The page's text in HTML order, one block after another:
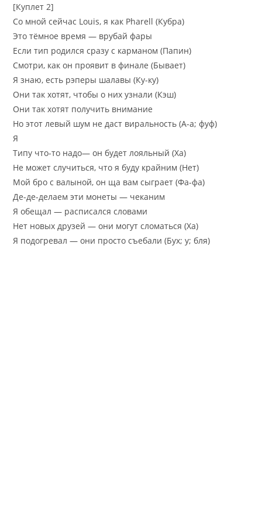
[Куплет 2]
Со мной сейчас Louis, я как Pharell (Кубра)
Это тёмное время — врубай фары
Если тип родился сразу с карманом (Папин)
Смотри, как он проявит в финале (Бывает)
Я знаю, есть рэперы шалавы (Ку-ку)
Они так хотят, чтобы о них узнали (Кэш)
Они так хотят получить внимание
Но этот левый шум не даст виральность (А-а; фуф)
Я
Типу что-то надо— он будет лояльный (Ха)
Не может случиться, что я буду крайним (Нет)
Мой бро с валыной, он ща вам сыграет (Фа-фа)
Де-де-делаем эти монеты — чеканим
Я обещал — расписался словами
Нет новых друзей — они могут сломаться (Ха)
Я подогревал — они просто съебали (Бух; у; бля)